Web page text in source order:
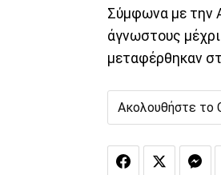
Σύμφωνα με την
άγνωστους
μεταφέρθηκαν
Ακολουθήστε το